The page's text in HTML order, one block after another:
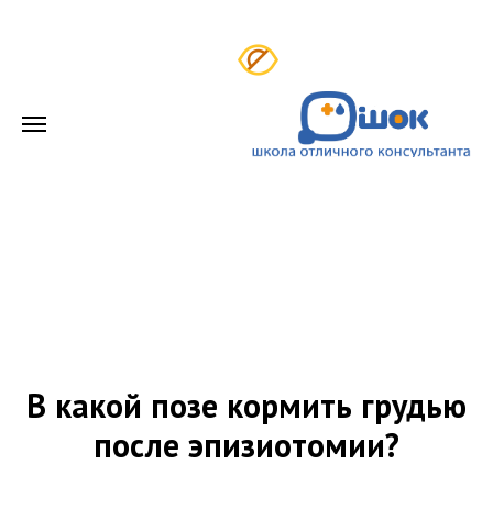
В какой позе кормить грудью
после эпизиотомии?